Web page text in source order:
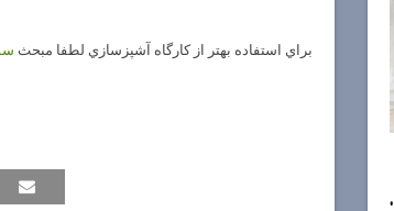
براي استفاده بهتر از كارگاه آشپزسازي لطفا مبحث